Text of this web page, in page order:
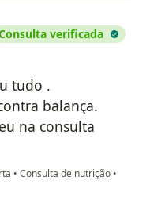
verificada
tudo .
balança.
na consulta
• Consulta de nutrição •